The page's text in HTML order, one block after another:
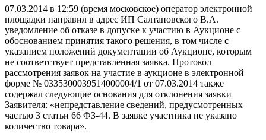
07.03.2014 в 12:59 (время московское) оператор электронной
площадки направил в адрес ИП Салтановского В.А.
уведомление об отказе в допуске к участию в Аукционе с
обоснованием принятия такого решения, в том числе с
указанием положений документации об Аукционе, которым
не соответствует представленная заявка. Протокол
рассмотрения заявок на участие в аукционе в электронной
форме № 0335300039514000004/1 от 07.03.2014 также
содержал следующие основания для отклонения заявки
Заявителя: «непредставление сведений, предусмотренных
частью 3 статьи 66 ФЗ-44. В заявке участника не указано
количество товара».